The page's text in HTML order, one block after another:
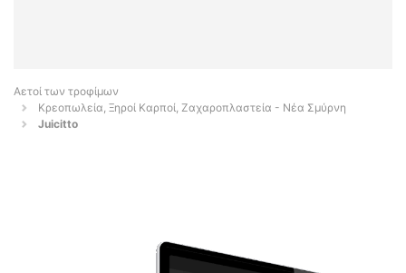
Αετοί των τροφίμων
Κρεοπωλεία, Ξηροί Καρποί, Ζαχαροπλαστεία - Νέα Σμύρνη
Juicitto